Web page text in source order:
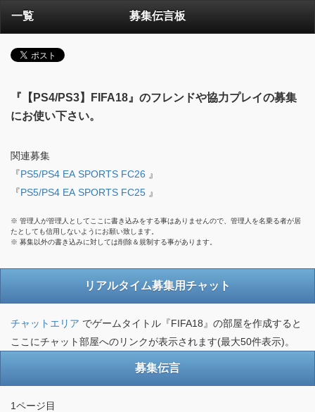
一覧 募集伝言板
『【PS4/PS3】FIFA18』のフレンドや協力プレイの募集
にお使い下さい。
関連募集
『PS5/PS4 EA SPORTS FC26 』
『PS5/PS4 EA SPORTS FC25 』
※ 管理人が管理人としてここに書き込みをする事はありませんので、管理人を名乗る者が居
たとしても信用しないようにお願い致します。
※ 募集以外の書き込みに対しては削除＆規制する事があります。
リアルタイム募集用チャット
チャットエリア でゲームタイトル『FIFA18』の部屋を作成すると
ここにチャット部屋へのリンクが表示されます(最大50件表示)。
募集伝言
1ページ目